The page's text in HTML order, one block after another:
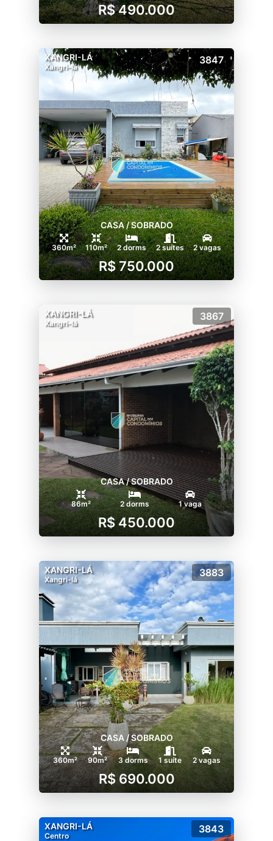
R$ 490.000
XANGRI-LÁ
Xangri-lá
3847
CASA / SOBRADO
360m² 110m² 2 dorms 2 suítes 2 vagas
R$ 750.000
XANGRI-LÁ
Xangri-lá
3867
CASA / SOBRADO
86m² 2 dorms 1 vaga
R$ 450.000
XANGRI-LÁ
Xangri-lá
3883
CASA / SOBRADO
360m² 90m² 3 dorms 1 suíte 2 vagas
R$ 690.000
XANGRI-LÁ
Centro
3843